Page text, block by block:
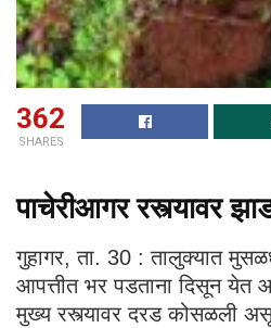
362
SHARES
पाचेरीआगर रस्त्यावर
गुहागर, ता. 30 : तालुक्यात
आपत्तीत भर पडताना दिसून येत
मुख्य रस्त्यावर दरड कोसळली